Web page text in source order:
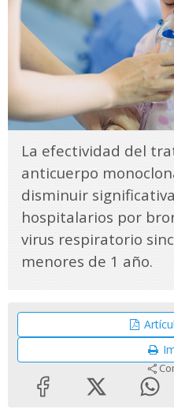
La efectividad del
anticuerpo
disminuir
hospitalarios por
virus respiratorio
menores de 1 año.